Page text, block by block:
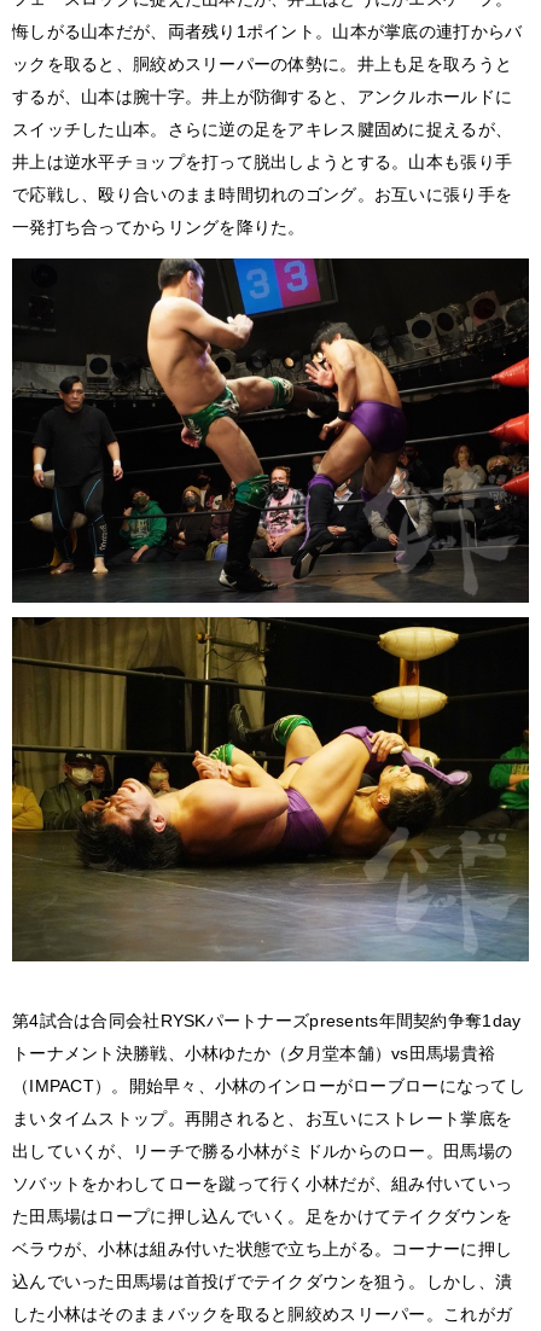
悔しがる山本だが、両者残り1ポイント。山本が掌底の連打からバ
ックを取ると、胴絞めスリーパーの体勢に。井上も足を取ろうと
するが、山本は腕十字。井上が防御すると、アンクルホールドに
スイッチした山本。さらに逆の足をアキレス腱固めに捉えるが、
井上は逆水平チョップを打って脱出しようとする。山本も張り手
で応戦し、殴り合いのまま時間切れのゴング。お互いに張り手を
一発打ち合ってからリングを降りた。
第4試合は合同会社RYSKパートナーズpresents年間契約争奪1day
トーナメント決勝戦、小林ゆたか（夕月堂本舗）vs田馬場貴裕
（IMPACT）。開始早々、小林のインローがローブローになってし
まいタイムストップ。再開されると、お互いにストレート掌底を
出していくが、リーチで勝る小林がミドルからのロー。田馬場の
ソバットをかわしてローを蹴って行く小林だが、組み付いていっ
た田馬場はロープに押し込んでいく。足をかけてテイクダウンを
ベラウが、小林は組み付いた状態で立ち上がる。コーナーに押し
込んでいった田馬場は首投げでテイクダウンを狙う。しかし、潰
した小林はそのままバックを取ると胴絞めスリーパー。これがガ